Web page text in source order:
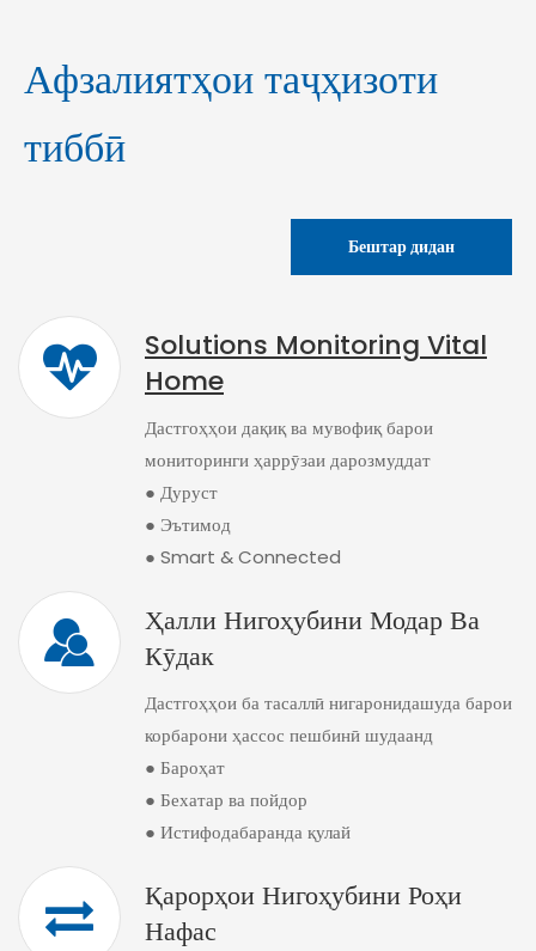
Афзалиятҳои таҷҳизоти
тиббӣ
Бештар дидан
Solutions Monitoring Vital
Home
Дастгоҳҳои дақиқ ва мувофиқ барои
мониторинги ҳаррӯзаи дарозмуддат
● Дуруст
● Эътимод
● Smart & Connected
Ҳалли Нигоҳубини Модар Ва
Кӯдак
Дастгоҳҳои ба тасаллӣ нигаронидашуда барои
корбарони ҳассос пешбинӣ шудаанд
● Бароҳат
● Бехатар ва пойдор
● Истифодабаранда қулай
Қарорҳои Нигоҳубини Роҳи
Нафас